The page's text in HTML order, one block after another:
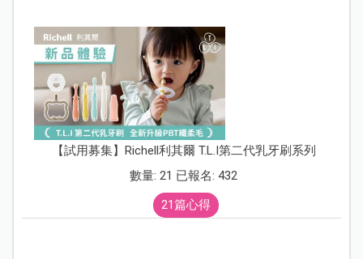
【試用募集】Richell利其爾 T.L.I第二代乳牙刷系列
數量: 21 已報名: 432
21篇心得